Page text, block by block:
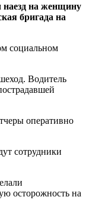
наезд на женщину
бригада на
социальном
Водитель
оперативно
сотрудники
осторожность на